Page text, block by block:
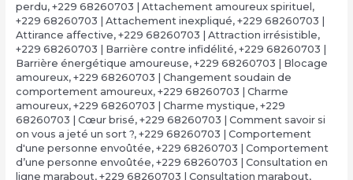
perdu, +229 68260703 | Attachement amoureux spirituel ,
+229 68260703 | Attachement inexpliqué, +229 68260703 |
Attirance affective, +229 68260703 | Attraction irrésistible,
+229 68260703 | Barrière contre infidélité, +229 68260703 |
Barrière énergétique amoureuse, +229 68260703 | Blocage
amoureux, +229 68260703 | Changement soudain de
comportement amoureux, +229 68260703 | Charme
amoureux, +229 68260703 | Charme mystique, +229
68260703 | Cœur brisé, +229 68260703 | Comment savoir si
on vous a jeté un sort ?, +229 68260703 | Comportement
d'une personne envoûtée, +229 68260703 | Comportement
d’une personne envoûtée, +229 68260703 | Consultation en
ligne marabout, +229 68260703 | Consultation marabout,